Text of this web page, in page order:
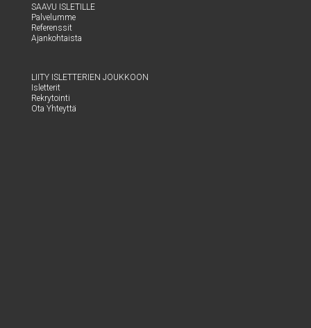
SAA­VU ISLETILLE
Pal­ve­lum­me
Refe­rens­sit
Ajan­koh­tais­ta
LII­TY ISLET­TE­RIEN JOUKKOON
Islet­te­rit
Rek­ry­toin­ti
Ota Yhteyt­tä